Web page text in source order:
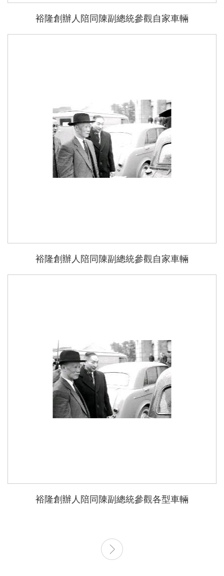
裕隆創辦人陪同陳副總統參觀自家車輛
裕隆創辦人陪同陳副總統參觀自家車輛
裕隆創辦人陪同陳副總統參觀各型車輛